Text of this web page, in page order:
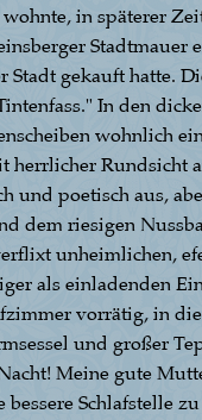
in späterer
Stadt gekauft hatte.
In den
wohnlich
herrlicher Rundsicht
und poetisch aus,
dem riesigen
unheimlichen,
als einladenden
vorrätig, in
und großer
Meine gute
Schlafstelle